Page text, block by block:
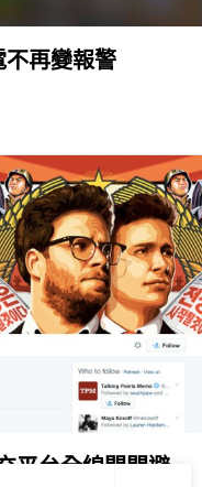
再變報警
平台全線關閉避